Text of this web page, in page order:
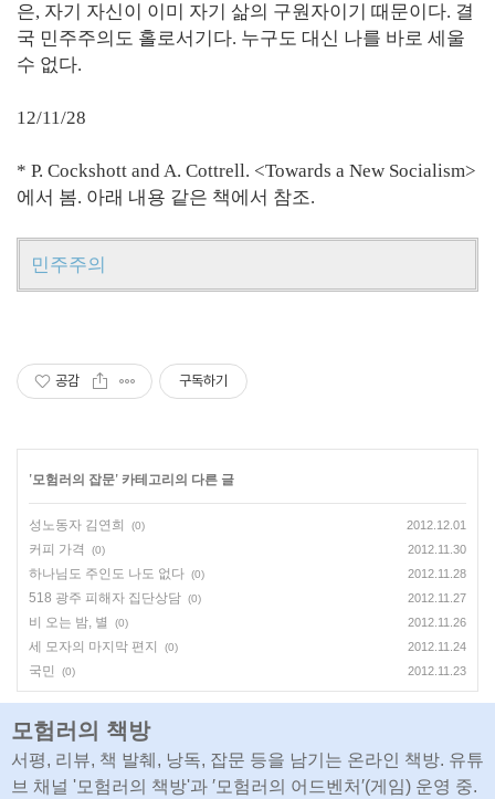
은, 자기 자신이 이미 자기 삶의 구원자이기 때문이다. 결
국 민주주의도 홀로서기다. 누구도 대신 나를 바로 세울
수 없다.
12/11/28
* P. Cockshott and A. Cottrell. <Towards a New Socialism>
에서 봄. 아래 내용 같은 책에서 참조.
민주주의
공감 구독하기
'모험러의 잡문' 카테고리의 다른 글
성노동자 김연희 (0) 2012.12.01
커피 가격 (0) 2012.11.30
하나님도 주인도 나도 없다 (0) 2012.11.28
518 광주 피해자 집단상담 (0) 2012.11.27
비 오는 밤, 별 (0) 2012.11.26
세 모자의 마지막 편지 (0) 2012.11.24
국민 (0) 2012.11.23
모험러의 책방
서평, 리뷰, 책 발췌, 낭독, 잡문 등을 남기는 온라인 책방. 유튜
브 채널 '모험러의 책방'과 ′모험러의 어드벤처′(게임) 운영 중.